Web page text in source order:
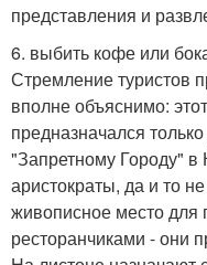
представления и
6. выбить кофе или
Стремление туристов
вполне объяснимо:
предназначался
"Запретному Городу" в
аристократы, да и то
живописное место для
ресторанчиками - они